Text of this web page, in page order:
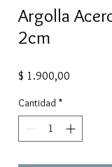
Argolla
2cm
$ 1.900,00
Cantidad *